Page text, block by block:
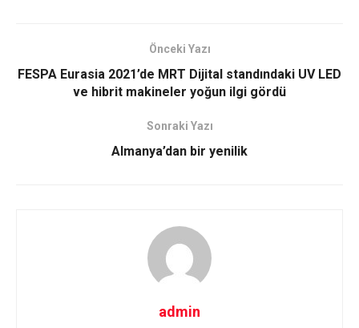
Önceki Yazı
FESPA Eurasia 2021’de MRT Dijital standındaki UV LED
ve hibrit makineler yoğun ilgi gördü
Sonraki Yazı
Almanya’dan bir yenilik
admin